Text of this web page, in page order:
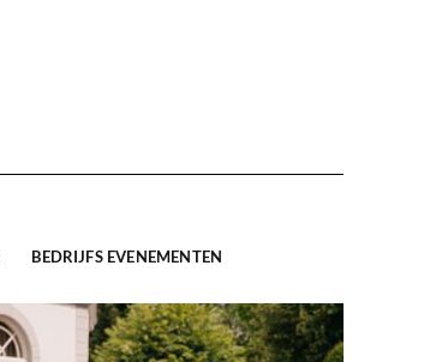
BEDRIJFS EVENEMENTEN